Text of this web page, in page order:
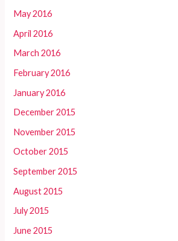
May 2016
April 2016
March 2016
February 2016
January 2016
December 2015
November 2015
October 2015
September 2015
August 2015
July 2015
June 2015